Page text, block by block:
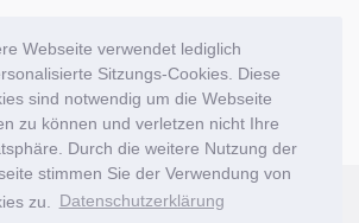
Webseite verwendet lediglich
Sitzungs-Cookies. Diese
sind notwendig um die Webseite
zu können und verletzen nicht Ihre
Durch die weitere Nutzung der
stimmen Sie der Verwendung von
zu.
Datenschutzerklärung